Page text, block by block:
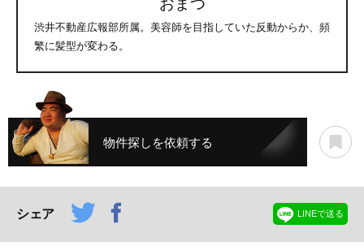
おまつ
渋井不動産広報部所属。美容師を目指していた反動からか、頻
繁に髪型が変わる。
物件探しを依頼する
シェア LINEで送る